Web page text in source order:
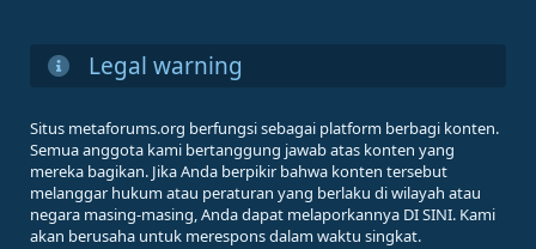
Legal warning
Situs metaforums.org berfungsi sebagai platform berbagi konten.
Semua anggota kami bertanggung jawab atas konten yang
mereka bagikan. Jika Anda berpikir bahwa konten tersebut
melanggar hukum atau peraturan yang berlaku di wilayah atau
negara masing-masing, Anda dapat melaporkannya DI SINI. Kami
akan berusaha untuk merespons dalam waktu singkat.